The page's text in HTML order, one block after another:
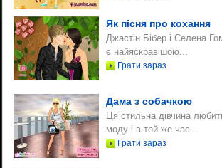
Як пісня про кохання
Джастін Бібер і Селена
є найяскравішою...
Грати зараз
Дама з собачкою
Ця стильна дівчина
моду і в той же час...
Грати зараз